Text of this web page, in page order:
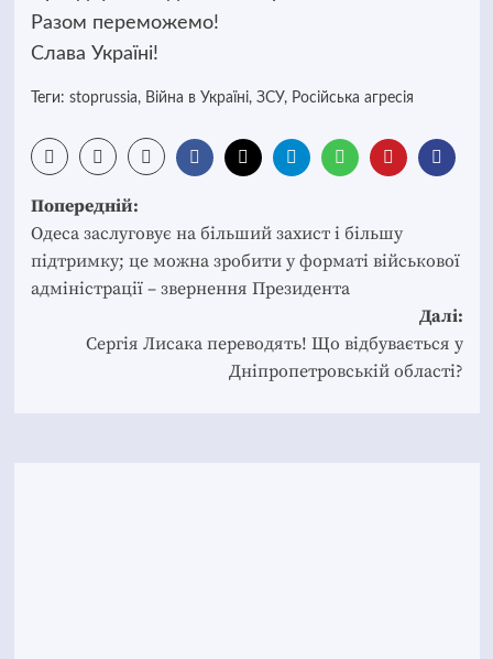
Разом переможемо!
Слава Україні!
Теги: stoprussia, Війна в Україні, ЗСУ, Російська агресія
Post
navigation
Попередній:
Одеса заслуговує на більший захист і більшу
підтримку; це можна зробити у форматі військової
адміністрації – звернення Президента
Далі:
Сергія Лисака переводять! Що відбувається у
Дніпропетровській області?